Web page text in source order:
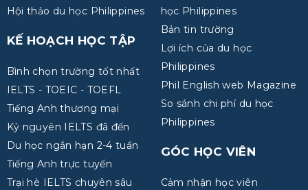
Hội thảo du học Philippines
KẾ HOẠCH HỌC TẬP
Bình chọn trường tốt nhất
IELTS - TOEIC - TOEFL
Tiếng Anh thương mại
Kỷ nguyên IELTS đã đến
Du học ngắn hạn 2-4 tuần
Tiếng Anh trực tuyến
Trại hè IELTS chuyên sâu
học Philippines
Bản tin trường
Lợi ích của du học
Philippines
Phil English web Magazine
So sánh chi phí du học
Philippines
GÓC HỌC VIÊN
Cảm nhận học viên